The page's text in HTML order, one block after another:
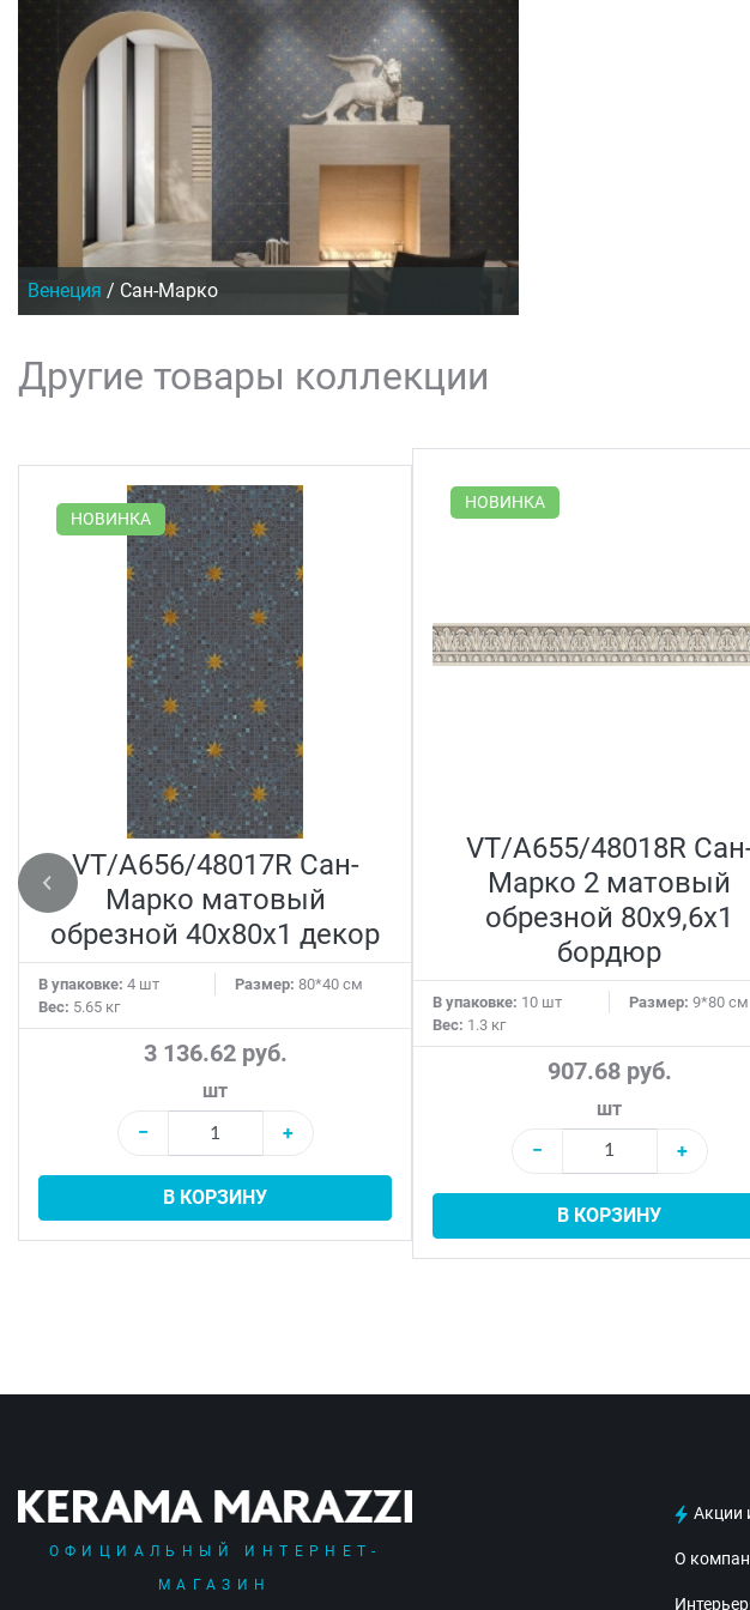
Венеция / Сан-Марко
Другие товары коллекции
НОВИНКА
VT/A656/48017R Сан-
Марко матовый
обрезной 40x80x1 декор
В упаковке: 4 шт Размер: 80*40 см
Вес: 5.65 кг
3 136.62 руб.
шт
−
+
В КОРЗИНУ
НОВИНКА
VT/A655/48018R
Марко 2 матовый
обрезной 80x9,6x1
бордюр
В упаковке: 10 шт Размер: 9*80 см
Вес: 1.3 кг
907.68 руб.
шт
−
+
В КОРЗИНУ
ОФИЦИАЛЬНЫЙ ИНТЕРНЕТ-
МАГАЗИН
Акции
О